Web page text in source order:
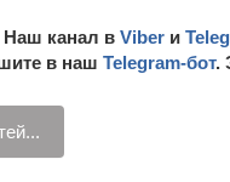
Наш канал в Viber и
в наш Telegram-бот.